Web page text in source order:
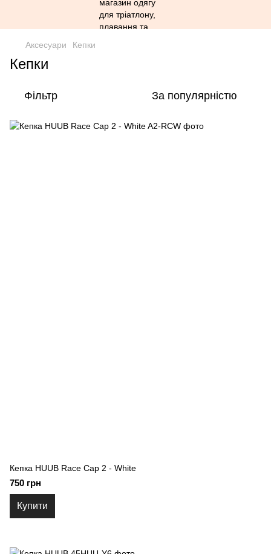
Аксесуари Кепки
Кепки
Фільтр За популярністю
Кепка HUUB Race Cap 2 - White
750 грн
Купити